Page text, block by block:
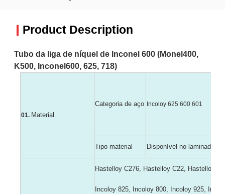
Product Description
Tubo da liga de níquel de Inconel 600 (Monel400,
K500, Inconel600, 625, 718)
01. Material
Categoria de aço Incoloy 625 600 601
Tipo material Disponível no laminado e
Hastelloy C276, Hastelloy C22, Hastelloy
Incoloy 825, Incoloy 800, Incoloy 925,